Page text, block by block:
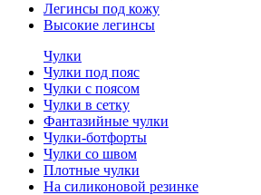
Легинсы под кожу
Высокие легинсы
Чулки
Чулки под пояс
Чулки с поясом
Чулки в сетку
Фантазийные чулки
Чулки-ботфорты
Чулки со швом
Плотные чулки
На силиконовой резинке